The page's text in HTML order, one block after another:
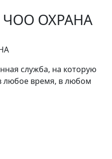
ЧОО ОХРАНА
служба, на которую
любое время, в любом